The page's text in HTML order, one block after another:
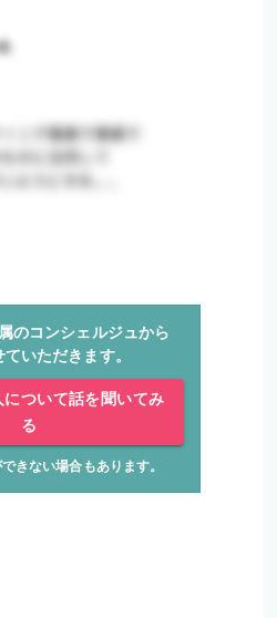
のコンシェルジュから
いただきます。
について話を聞いてみ
る
きない場合もあります。